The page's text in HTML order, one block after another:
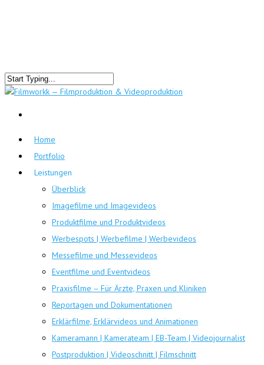
Home
Portfolio
Leistungen
Überblick
Imagefilme und Imagevideos
Produktfilme und Produktvideos
Werbespots | Werbefilme | Werbevideos
Messefilme und Messevideos
Eventfilme und Eventvideos
Praxisfilme – Für Ärzte, Praxen und Kliniken
Reportagen und Dokumentationen
Erklärfilme, Erklärvideos und Animationen
Kameramann | Kamerateam | EB-Team | Videojournalist
Postproduktion | Videoschnitt | Filmschnitt